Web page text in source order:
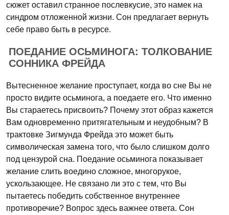
сюжет оставил странное послевкусие, это намек на
синдром отложенной жизни. Сон предлагает вернуть
себе право быть в ресурсе.
ПОЕДАНИЕ ОСЬМИНОГА: ТОЛКОВАНИЕ
СОННИКА ФРЕЙДА
Вытесненное желание проступает, когда во сне Вы не
просто видите осьминога, а поедаете его. Что именно
Вы стараетесь присвоить? Почему этот образ кажется
Вам одновременно притягательным и неудобным? В
трактовке Зигмунда Фрейда это может быть
символическая замена того, что было слишком долго
под цензурой сна. Поедание осьминога показывает
желание слить воедино сложное, многорукое,
ускользающее. Не связано ли это с тем, что Вы
пытаетесь победить собственное внутреннее
противоречие? Вопрос здесь важнее ответа. Сон